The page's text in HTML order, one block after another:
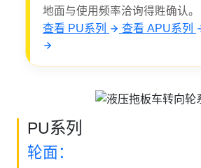
地面与使用频率洽询得貹确认。
查看 PU系列
查看 APU系列
PU系列
轮面：